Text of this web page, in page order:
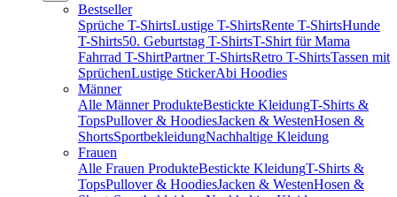
Bestseller
Sprüche T-ShirtsLustige T-ShirtsRente T-ShirtsHunde
T-Shirts50. Geburtstag T-ShirtsT-Shirt für Mama
Fahrrad T-ShirtPartner T-ShirtsRetro T-ShirtsTassen mit
SprüchenLustige StickerAbi Hoodies
Männer
Alle Männer ProdukteBestickte KleidungT-Shirts &
TopsPullover & HoodiesJacken & WestenHosen &
ShortsSportbekleidungNachhaltige Kleidung
Frauen
Alle Frauen ProdukteBestickte KleidungT-Shirts &
TopsPullover & HoodiesJacken & WestenHosen &